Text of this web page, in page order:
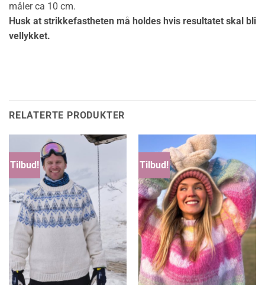
måler ca 10 cm.
Husk at strikkefastheten må holdes hvis resultatet skal bli
vellykket.
RELATERTE PRODUKTER
Tilbud! Tilbud!